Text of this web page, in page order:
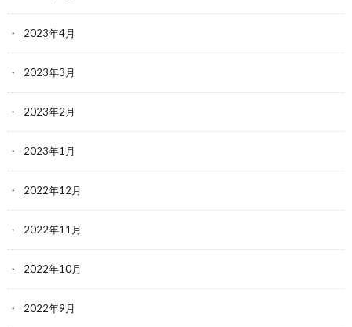
2023年4月
2023年3月
2023年2月
2023年1月
2022年12月
2022年11月
2022年10月
2022年9月